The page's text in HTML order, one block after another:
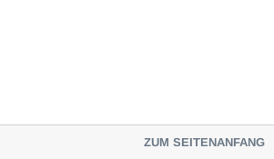
ZUM SEITENANFANG